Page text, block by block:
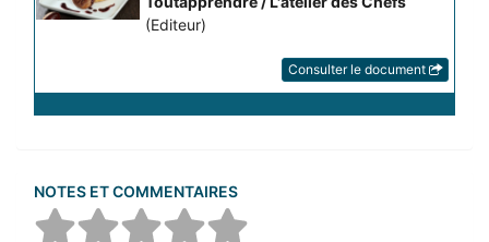
(Editeur)
Consulter le document
NOTES ET COMMENTAIRES